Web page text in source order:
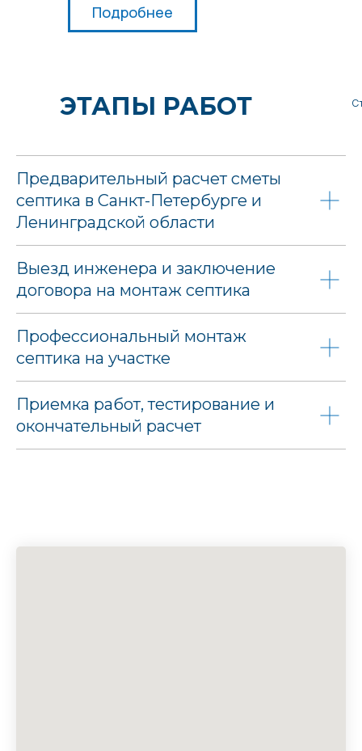
Подробнее
ЭТАПЫ РАБОТ
Предварительный расчет сметы
септика в Санкт-Петербурге и
Ленинградской области
Выезд инженера и заключение
договора на монтаж септика
Профессиональный монтаж
септика на участке
Приемка работ, тестирование и
окончательный расчет